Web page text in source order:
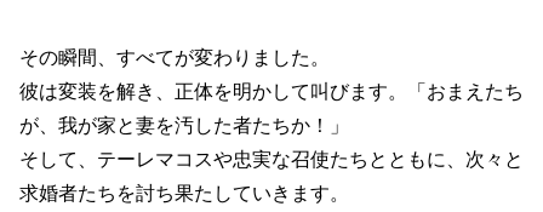
その瞬間、すべてが変わりました。
彼は変装を解き、正体を明かして叫びます。「おまえたち
が、我が家と妻を汚した者たちか！」
そして、テーレマコスや忠実な召使たちとともに、次々と
求婚者たちを討ち果たしていきます。